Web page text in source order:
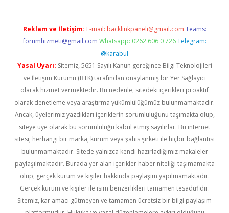
Reklam ve İletişim: E-mail: backlinkpaneli@gmail.com Teams:
forumhizmeti@gmail.com Whatsapp: 0262 606 0 726 Telegram:
@karabul
Yasal Uyarı: Sitemiz, 5651 Sayılı Kanun gereğince Bilgi Teknolojileri
ve İletişim Kurumu (BTK) tarafından onaylanmış bir Yer Sağlayıcı
olarak hizmet vermektedir. Bu nedenle, sitedeki içerikleri proaktif
olarak denetleme veya araştırma yükümlülüğümüz bulunmamaktadır.
Ancak, üyelerimiz yazdıkları içeriklerin sorumluluğunu taşımakta olup,
siteye üye olarak bu sorumluluğu kabul etmiş sayılırlar. Bu internet
sitesi, herhangi bir marka, kurum veya şahıs şirketi ile hiçbir bağlantısı
bulunmamaktadır. Sitede yalnızca kendi hazırladığımız makaleler
paylaşılmaktadır. Burada yer alan içerikler haber niteliği taşımamakta
olup, gerçek kurum ve kişiler hakkında paylaşım yapılmamaktadır.
Gerçek kurum ve kişiler ile isim benzerlikleri tamamen tesadüfidir.
Sitemiz, kar amacı gütmeyen ve tamamen ücretsiz bir bilgi paylaşım